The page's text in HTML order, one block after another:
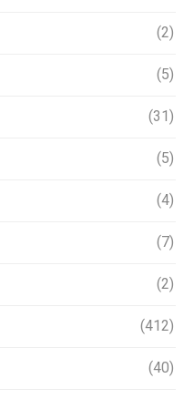
(2)
(5)
(31)
(5)
(4)
(7)
(2)
(412)
(40)